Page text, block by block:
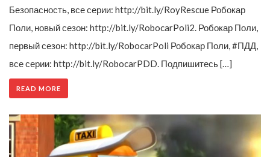
Безопасность, все серии: http://bit.ly/RoyRescue Робокар
Поли, новый сезон: http://bit.ly/RobocarPoli2. Робокар Поли,
первый сезон: http://bit.ly/RobocarPoli Робокар Поли, #ПДД,
все серии: http://bit.ly/RobocarPDD. Подпишитесь […]
READ MORE